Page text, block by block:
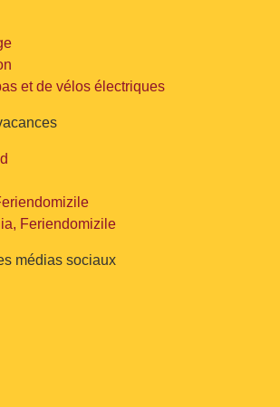
et de vélos électriques
Feriendomizile
médias sociaux